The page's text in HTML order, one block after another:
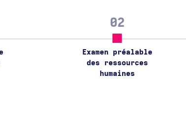
02
Examen préalable
des ressources
humaines